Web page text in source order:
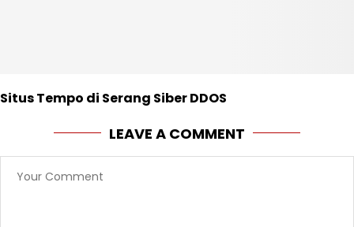
Situs Tempo di Serang Siber DDOS
LEAVE A COMMENT